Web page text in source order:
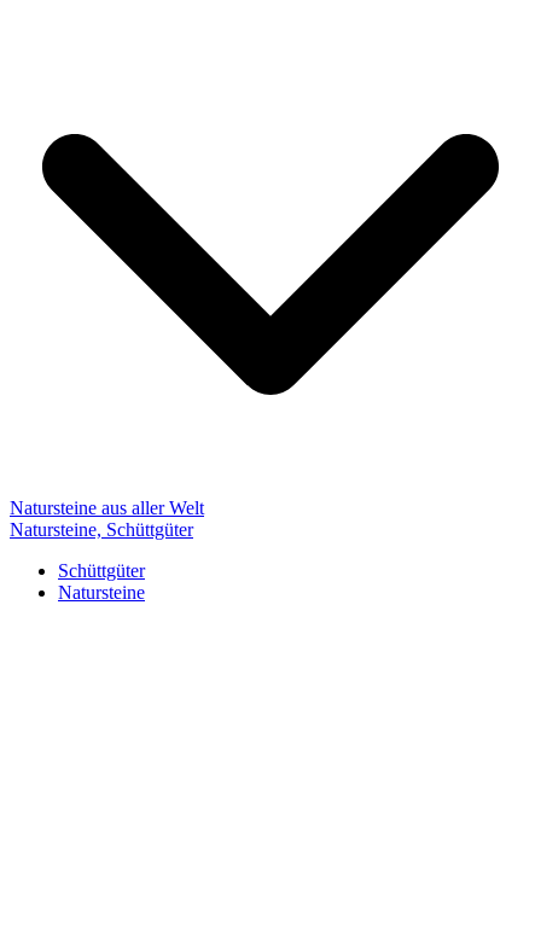
Natursteine aus aller Welt
Natursteine, Schüttgüter
Schüttgüter
Natursteine